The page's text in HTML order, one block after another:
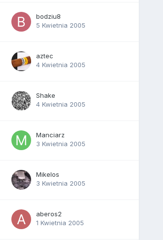
bodziu8
5 Kwietnia 2005
aztec
4 Kwietnia 2005
Shake
4 Kwietnia 2005
Manciarz
3 Kwietnia 2005
Mikelos
3 Kwietnia 2005
aberos2
1 Kwietnia 2005